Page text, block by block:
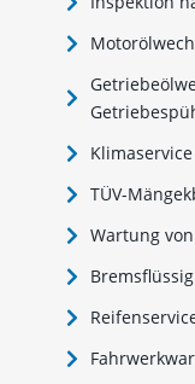
Klimaservice
TÜV-
Wartung